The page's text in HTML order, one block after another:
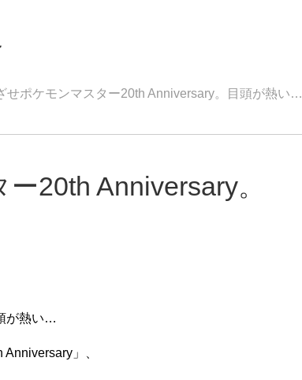
せポケモンマスター20th Anniversary。目頭が熱い…
20th Anniversary。
が熱い…
」、